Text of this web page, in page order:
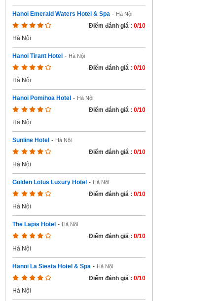
Hanoi Emerald Waters Hotel & Spa - Hà Nội
Điểm đánh giá : 0/10
Hà Nội
Hanoi Tirant Hotel - Hà Nội
Điểm đánh giá : 0/10
Hà Nội
Hanoi Pomihoa Hotel - Hà Nội
Điểm đánh giá : 0/10
Hà Nội
Sunline Hotel - Hà Nội
Điểm đánh giá : 0/10
Hà Nội
Golden Lotus Luxury Hotel - Hà Nội
Điểm đánh giá : 0/10
Hà Nội
The Lapis Hotel - Hà Nội
Điểm đánh giá : 0/10
Hà Nội
Hanoi La Siesta Hotel & Spa - Hà Nội
Điểm đánh giá : 0/10
Hà Nội